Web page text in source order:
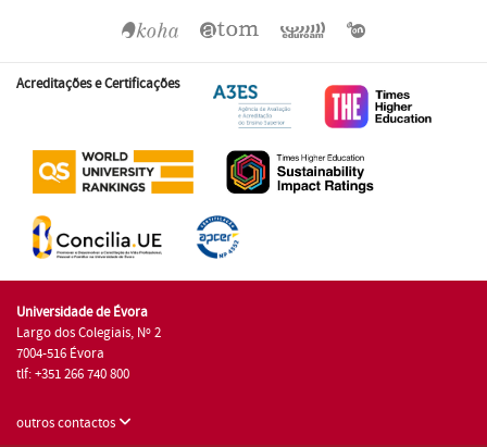
Acreditações e Certificações
Universidade de Évora
Largo dos Colegiais, Nº 2
7004-516 Évora
tlf: +351 266 740 800
outros contactos